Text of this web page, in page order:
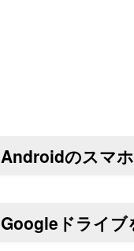
Androidのスマ
Googleドライブ